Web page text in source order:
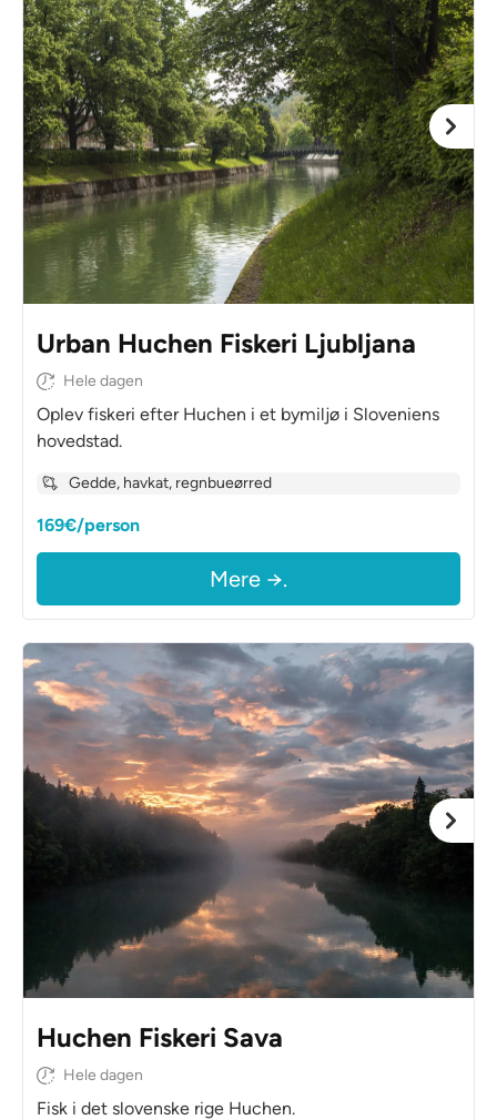
Urban Huchen Fiskeri Ljubljana
Hele dagen
Oplev fiskeri efter Huchen i et bymiljø i Sloveniens
hovedstad.
Gedde, havkat, regnbueørred
169€/person
Mere →.
Huchen Fiskeri Sava
Hele dagen
Fisk i det slovenske rige Huchen.